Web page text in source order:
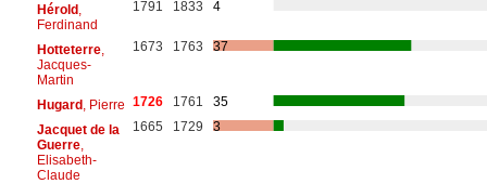
Hérold,
Ferdinand
1791 1833 4
Hotteterre,
Jacques-
Martin
1673 1763 37
Hugard, Pierre 1726 1761
35
Jacquet de la
Guerre,
Elisabeth-
Claude
1665 1729 3